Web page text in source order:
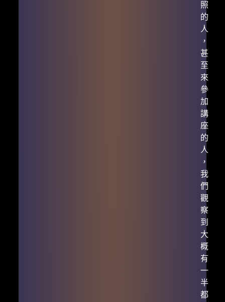
照
的
人
，
甚
至
來
參
加
講
座
的
人
，
我
們
觀
察
到
大
概
有
一
半
都